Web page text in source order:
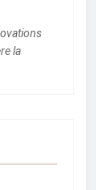
la